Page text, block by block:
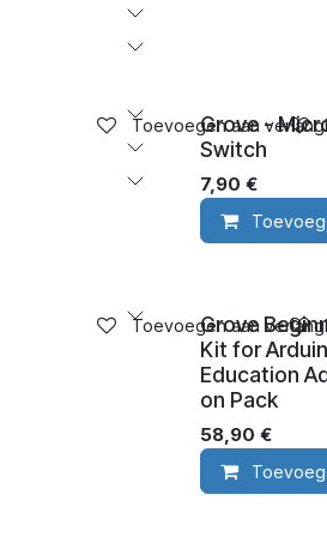
Grove -
Switch
7,90 €
Toevoegen aan
Grove
Kit for
Education
on Pack
58,90 €
Toevoegen aan